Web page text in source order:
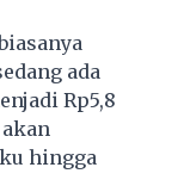
ada
Rp5,8
hingga